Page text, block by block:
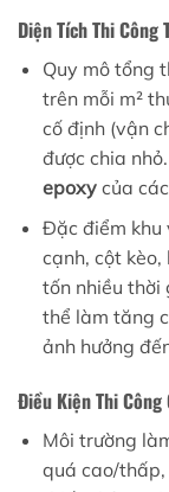
Diện Tích Thi Công
Quy mô tổng
trên mỗi m²
cố định (vận
được chia
epoxycủa
Đặc điểm khu
cạnh, cột
tốn nhiều thời
thể làm tăng
ảnh hưởng
Điều Kiện Thi Công
Môi trường
quá cao/thấp,